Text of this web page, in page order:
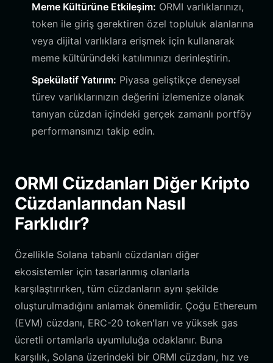
Meme Kültürüne Etkileşim: ORMI varlıklarınızı,
token ile giriş gerektiren özel topluluk alanlarına
veya dijital varlıklara erişmek için kullanarak
meme kültüründeki katılımınızı derinleştirin.
Spekülatif Yatırım: Piyasa geliştikçe deneysel
türev varlıklarınızın değerini izlemenize olanak
tanıyan cüzdan içindeki gerçek zamanlı portföy
performansınızı takip edin.
ORMI Cüzdanları Diğer Kripto
Cüzdanlarından Nasıl
Farklıdır?
Özellikle Solana tabanlı cüzdanları diğer
ekosistemler için tasarlanmış olanlarla
karşılaştırırken, tüm cüzdanların aynı şekilde
oluşturulmadığını anlamak önemlidir. Çoğu Ethereum
(EVM) cüzdanı, ERC-20 token'ları ve yüksek gas
ücretli ortamlarla uyumluluğa odaklanır. Buna
karşılık, Solana üzerindeki bir ORMI cüzdanı, hız ve